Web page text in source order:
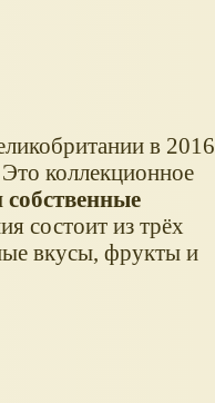
в 2016
коллекционное
собственные
состоит из трёх
вкусы, фрукты и